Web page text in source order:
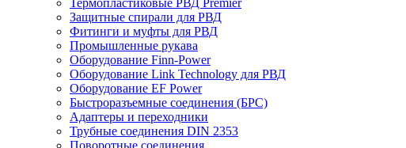
Термопластиковые РВД Premier
Защитные спирали для РВД
Фитинги и муфты для РВД
Промышленные рукава
Оборудование Finn-Power
Оборудование Link Technology для РВД
Оборудование EF Power
Быстроразъемные соединения (БРС)
Адаптеры и переходники
Трубные соединения DIN 2353
Поворотные соединения